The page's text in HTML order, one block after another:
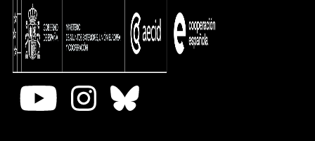
Youtube InstagramBluesky